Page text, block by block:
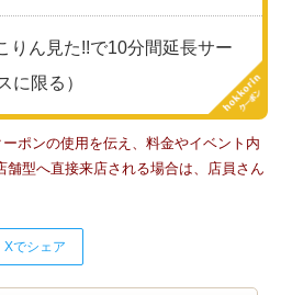
りん見た!!で10分間延長サー
に限る）
ポンの使用を伝え、料金やイベント内
型へ直接来店される場合は、店員さん
Xでシェア